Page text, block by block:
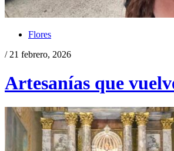
Flores
/ 21 febrero, 2026
Artesanías que